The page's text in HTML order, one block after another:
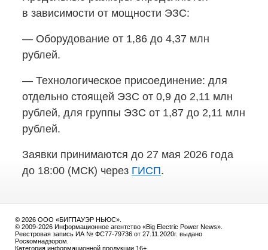
в зависимости от мощности ЭЗС:
— Оборудование от 1,86 до 4,37 млн
рублей.
— Технологическое присоединение: для
отдельно стоящей ЭЗС от 0,9 до 2,11 млн
рублей, для группы ЭЗС от 1,87 до 2,11 млн
рублей.
Заявки принимаются до 27 мая 2026 года
до 18:00 (МСК) через ГИСП.
© 2026 ООО «БИГПАУЭР НЬЮС».
© 2009-2026 Информационное агентство «Big Electric Power News».
Реестровая запись ИА № ФС77-79736 от 27.11.2020г. выдано
Роскомнадзором.
Категория информационной продукции 16+